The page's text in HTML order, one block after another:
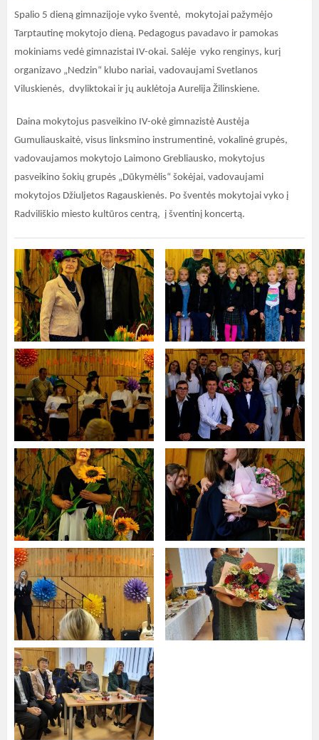
Spalio 5 dieną gimnazijoje vyko šventė, mokytojai pažymėjo
Tarptautinę mokytojo dieną. Pedagogus pavadavo ir pamokas
mokiniams vedė gimnazistai IV-okai. Salėje vyko renginys, kurį
organizavo „Nedzin“ klubo nariai, vadovaujami Svetlanos
Viluskienės, dvyliktokai ir jų auklėtoja Aurelija Žilinskiene.
Daina mokytojus pasveikino IV-okė gimnazistė Austėja
Gumuliauskaitė, visus linksmino instrumentinė, vokalinė grupės,
vadovaujamos mokytojo Laimono Grebliausko, mokytojus
pasveikino šokių grupės „Dūkymėlis“ šokėjai, vadovaujami
mokytojos Džiuljetos Ragauskienės. Po šventės mokytojai vyko į
Radviliškio miesto kultūros centrą, į šventinį koncertą.